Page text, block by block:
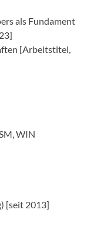
als Fundament
[Arbeitstitel,
WIN
[seit 2013]